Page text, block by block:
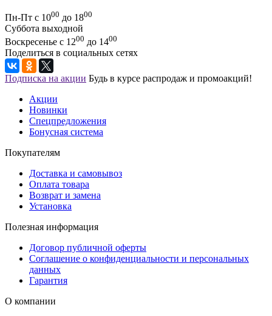
Пн-Пт с 1000 до 1800
Суббота выходной
Воскресенье с 1200 до 1400
Поделиться в социальных сетях
Подписка на акции Будь в курсе распродаж и промоакций!
Акции
Новинки
Спецпредложения
Бонусная система
Покупателям
Доставка и самовывоз
Оплата товара
Возврат и замена
Установка
Полезная информация
Договор публичной оферты
Соглашение о конфиденциальности и персональных
данных
Гарантия
О компании